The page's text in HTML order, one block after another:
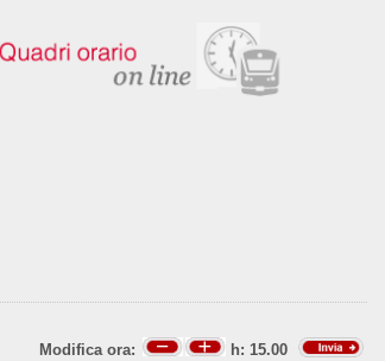
Modifica ora: h: 15.00